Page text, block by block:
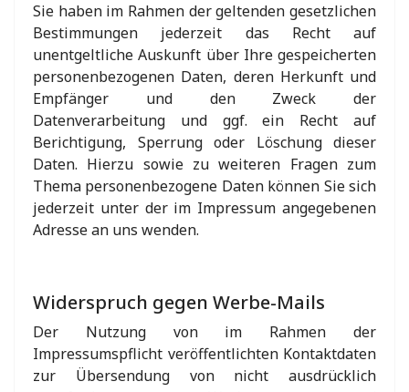
Sie haben im Rahmen der geltenden gesetzlichen
Bestimmungen jederzeit das Recht auf
unentgeltliche Auskunft über Ihre gespeicherten
personenbezogenen Daten, deren Herkunft und
Empfänger und den Zweck der
Datenverarbeitung und ggf. ein Recht auf
Berichtigung, Sperrung oder Löschung dieser
Daten. Hierzu sowie zu weiteren Fragen zum
Thema personenbezogene Daten können Sie sich
jederzeit unter der im Impressum angegebenen
Adresse an uns wenden.
Widerspruch gegen Werbe-Mails
Der Nutzung von im Rahmen der
Impressumspflicht veröffentlichten Kontaktdaten
zur Übersendung von nicht ausdrücklich